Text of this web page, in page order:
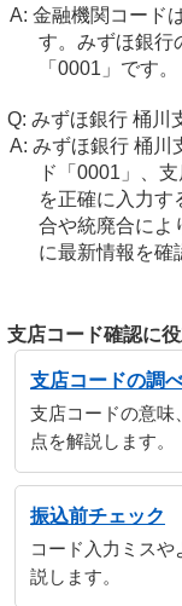
金融機関コード
す。みずほ銀行
「0001」です。
みずほ銀行 桶川
みずほ銀行 桶川
ド「0001」、
を正確に入力す
合や統廃合によ
に最新情報を確
支店コード確認に
支店コードの調
支店コードの意味
点を解説します。
振込前チェック
コード入力ミス
説します。